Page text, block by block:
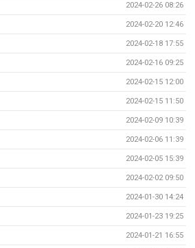
2024-02-26 08:26
2024-02-20 12:46
2024-02-18 17:55
2024-02-16 09:25
2024-02-15 12:00
2024-02-15 11:50
2024-02-09 10:39
2024-02-06 11:39
2024-02-05 15:39
2024-02-02 09:50
2024-01-30 14:24
2024-01-23 19:25
2024-01-21 16:55